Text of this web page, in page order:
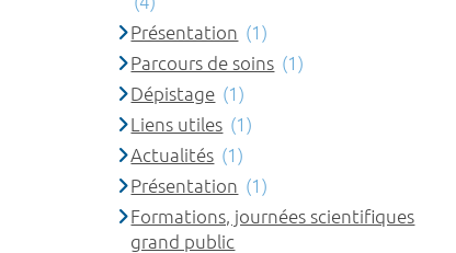
Présentation (1)
Parcours de soins (1)
Dépistage (1)
Liens utiles (1)
Actualités (1)
Présentation (1)
Formations, journées scientifiques
grand public